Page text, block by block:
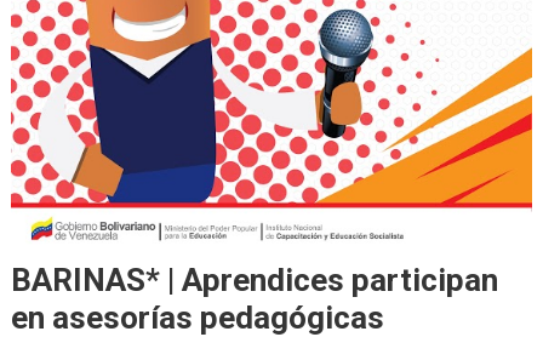
BARINAS* | Aprendices participan
en asesorías pedagógicas